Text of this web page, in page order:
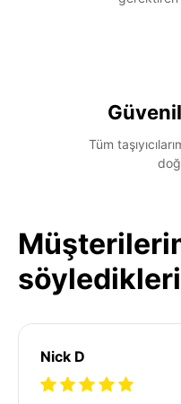
Tüm
söyledikleri
Nick D